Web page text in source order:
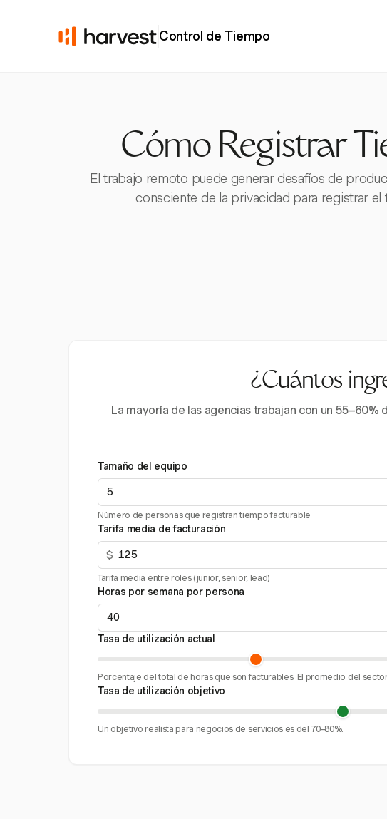
Control de Tiempo
Cómo Registrar
El trabajo remoto puede generar desafíos de
consciente de la privacidad para registrar
¿Cuántos
La mayoría de las agencias trabajan con un
Tamaño del equipo
Número de personas que registran tiempo facturable
Tarifa media de facturación
$
Tarifa media entre roles (junior, senior, lead)
Horas por semana por persona
Tasa de utilización actual
Porcentaje del total de horas que son facturables. El promedio del
Tasa de utilización objetivo
Un objetivo realista para negocios de servicios es del 70–80%.